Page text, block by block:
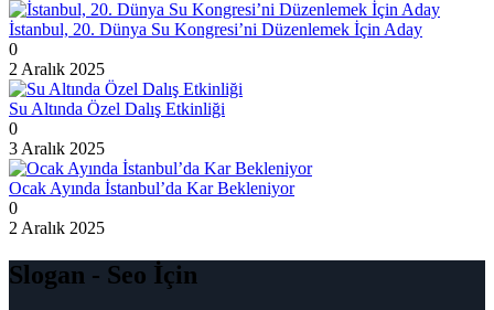
İstanbul, 20. Dünya Su Kongresi’ni Düzenlemek İçin Aday
0
2 Aralık 2025
Su Altında Özel Dalış Etkinliği
0
3 Aralık 2025
Ocak Ayında İstanbul’da Kar Bekleniyor
0
2 Aralık 2025
Slogan - Seo İçin